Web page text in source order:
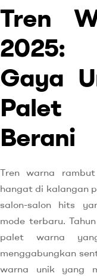
Tren
2025:
Gaya
Palet
Berani
Tren warna
hangat di kalangan
salon-salon hits
mode terbaru.
palet warna
menggabungkan
warna unik yang